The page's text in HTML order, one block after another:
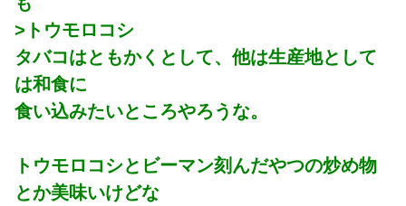
>トウモロコシ
タバコはともかくとして、他は生産地として
は和食に
食い込みたいところやろうな。
トウモロコシとビーマン刻んだやつの炒め物
とか美味いけどな